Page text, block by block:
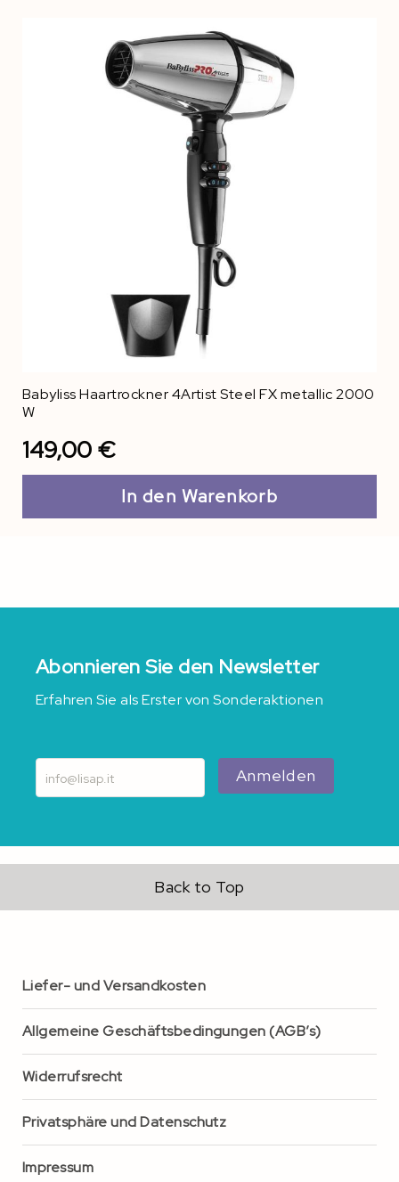
Babyliss Haartrockner 4Artist Steel FX metallic 2000
W
149,00 €
In den Warenkorb
Abonnieren Sie den Newsletter
Erfahren Sie als Erster von Sonderaktionen
Anmelden
Back to Top
Liefer- und Versandkosten
Allgemeine Geschäftsbedingungen (AGB’s)
Widerrufsrecht
Privatsphäre und Datenschutz
Impressum